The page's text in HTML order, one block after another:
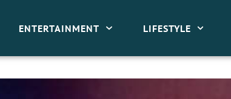
ENTERTAINMENT LIFESTYLE